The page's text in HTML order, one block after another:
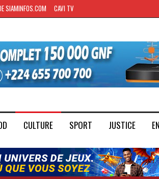
SIAMINFOS.COM CAVI TV
CULTURE SPORT JUSTICE